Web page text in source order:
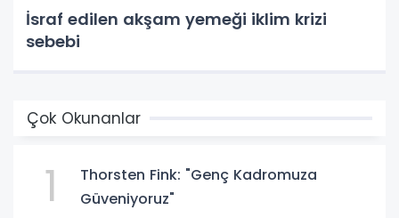
İsraf edilen akşam yemeği iklim krizi
sebebi
Çok Okunanlar
1
Thorsten Fink: "Genç Kadromuza
Güveniyoruz"